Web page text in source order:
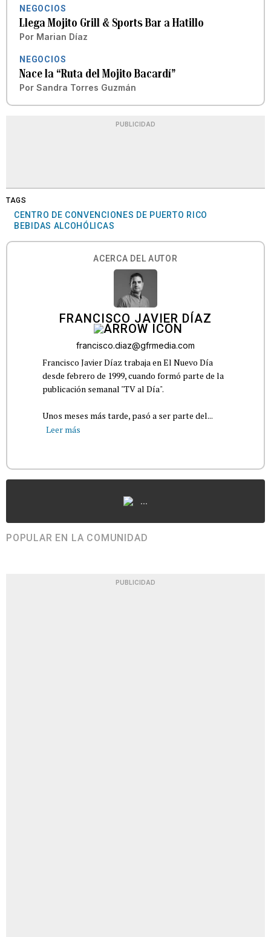
NEGOCIOS
Llega Mojito Grill & Sports Bar a Hatillo
Por Marian Díaz
NEGOCIOS
Nace la “Ruta del Mojito Bacardí”
Por Sandra Torres Guzmán
PUBLICIDAD
TAGS
CENTRO DE CONVENCIONES DE PUERTO RICO
BEBIDAS ALCOHÓLICAS
ACERCA DEL AUTOR
FRANCISCO JAVIER DÍAZ
francisco.diaz@gfrmedia.com
Francisco Javier Díaz trabaja en El Nuevo Día
desde febrero de 1999, cuando formó parte de la
publicación semanal "TV al Día".
Unos meses más tarde, pasó a ser parte del...
Leer más
...
POPULAR EN LA COMUNIDAD
PUBLICIDAD